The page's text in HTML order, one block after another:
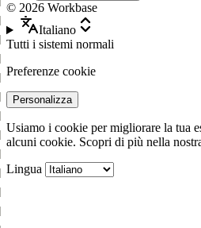
© 2026 Workbase
Italiano
Tutti i sistemi normali
Preferenze cookie
Personalizza
Usiamo i cookie per migliorare la tua
alcuni cookie. Scopri di più nella
Lingua